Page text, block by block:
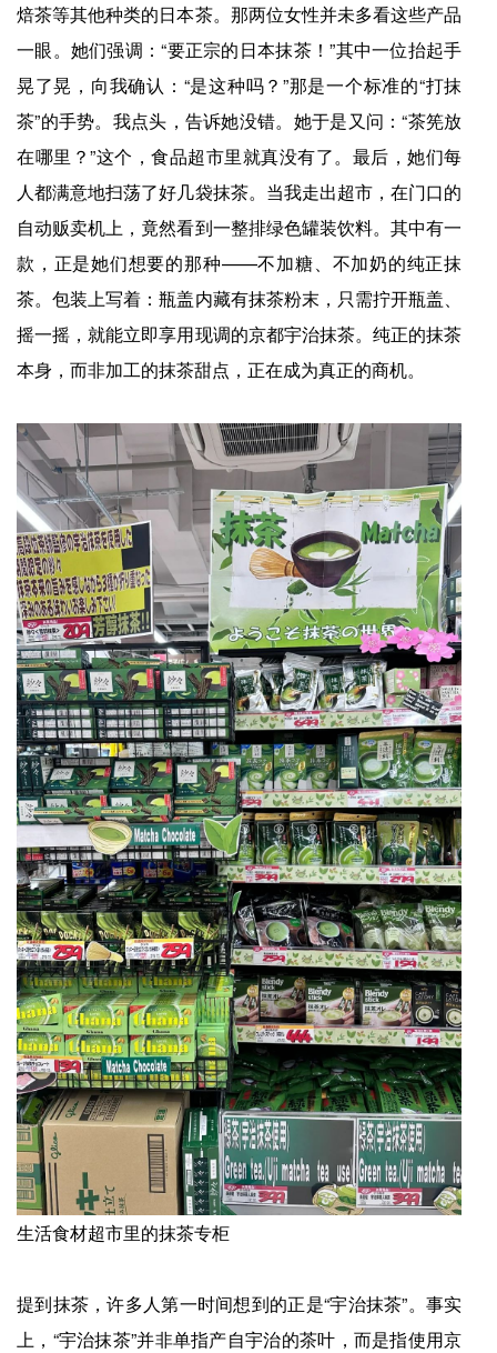
焙茶等其他种类的日本茶。那两位女性并未多看这些产品
一眼。她们强调：“要正宗的日本抹茶！”其中一位抬起手
晃了晃，向我确认：“是这种吗？”那是一个标准的“打抹
茶”的手势。我点头，告诉她没错。她于是又问：“茶筅放
在哪里？”这个，食品超市里就真没有了。最后，她们每
人都满意地扫荡了好几袋抹茶。当我走出超市，在门口的
自动贩卖机上，竟然看到一整排绿色罐装饮料。其中有一
款，正是她们想要的那种——不加糖、不加奶的纯正抹
茶。包装上写着：瓶盖内藏有抹茶粉末，只需拧开瓶盖、
摇一摇，就能立即享用现调的京都宇治抹茶。纯正的抹茶
本身，而非加工的抹茶甜点，正在成为真正的商机。
生活食材超市里的抹茶专柜
提到抹茶，许多人第一时间想到的正是“宇治抹茶”。事实
上，“宇治抹茶”并非单指产自宇治的茶叶，而是指使用京